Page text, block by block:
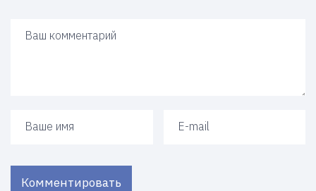
Комментировать